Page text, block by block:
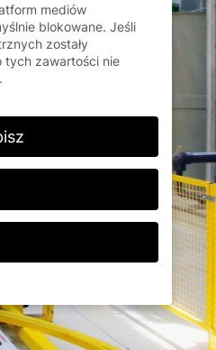
mediów
blokowane. Jeśli
zostały
tych zawartości nie
o zgodę swoich